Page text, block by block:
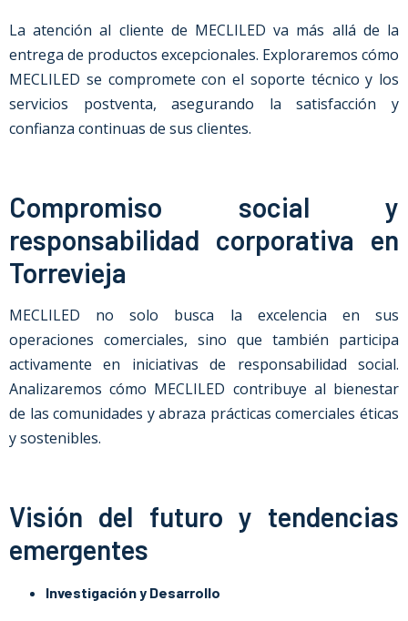
La atención al cliente de MECLILED va más allá de la
entrega de productos excepcionales. Exploraremos cómo
MECLILED se compromete con el soporte técnico y los
servicios postventa, asegurando la satisfacción y
confianza continuas de sus clientes.
Compromiso social y
responsabilidad corporativa en
Torrevieja
MECLILED no solo busca la excelencia en sus
operaciones comerciales, sino que también participa
activamente en iniciativas de responsabilidad social.
Analizaremos cómo MECLILED contribuye al bienestar
de las comunidades y abraza prácticas comerciales éticas
y sostenibles.
Visión del futuro y tendencias
emergentes
Investigación y Desarrollo